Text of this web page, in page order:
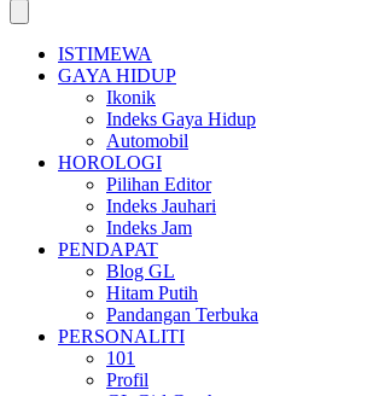
ISTIMEWA
GAYA HIDUP
Ikonik
Indeks Gaya Hidup
Automobil
HOROLOGI
Pilihan Editor
Indeks Jauhari
Indeks Jam
PENDAPAT
Blog GL
Hitam Putih
Pandangan Terbuka
PERSONALITI
101
Profil